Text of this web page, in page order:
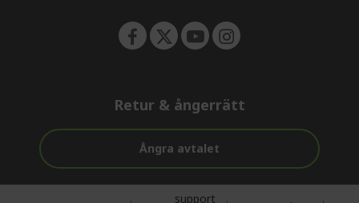
Retur & ångerrätt
Ångra avtalet
support